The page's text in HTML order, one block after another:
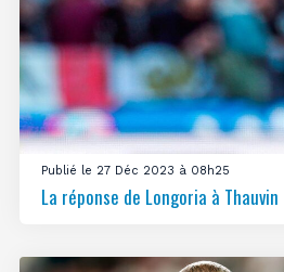
Publié le 27 Déc 2023 à 08h25
La réponse de Longoria à Thauvin